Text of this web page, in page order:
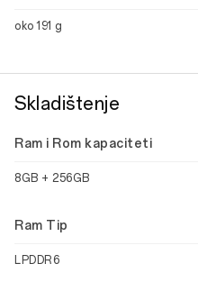
oko 191 g
Skladištenje
Ram i Rom kapaciteti
8GB + 256GB
Ram Tip
LPDDR6